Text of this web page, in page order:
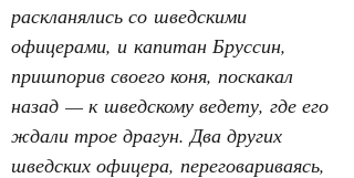
раскланялись со шведскими
офицерами, и капитан Бруссин,
пришпорив своего коня, поскакал
назад — к шведскому ведету, где его
ждали трое драгун. Два других
шведских офицера, переговариваясь,